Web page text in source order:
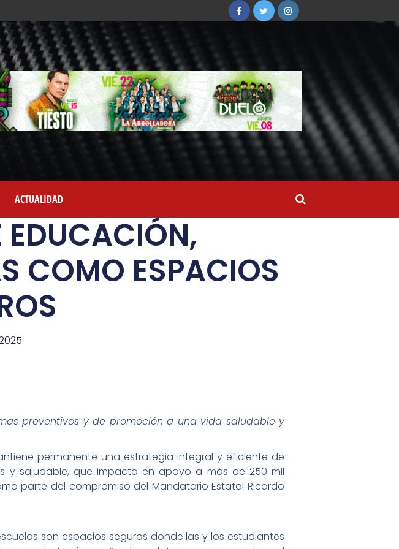
ACTUALIDAD
EDUCACIÓN,
COMO ESPACIOS
preventivos y de promoción a una vida saludable y
permanente una estrategia integral y eficiente de
y saludable, que impacta en apoyo a más de 250 mil
parte del compromiso del Mandatario Estatal Ricardo
son espacios seguros donde las y los estudiantes